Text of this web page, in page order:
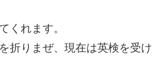
くれます。
折りまぜ、現在は英検を受け